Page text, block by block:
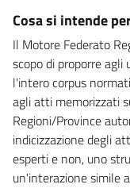
Cosa si intende
Il Motore Federato
scopo di proporre
l'intero corpus
agli atti memorizzati
Regioni/Province
indicizzazione degli
esperti e non, uno
un'interazione simile